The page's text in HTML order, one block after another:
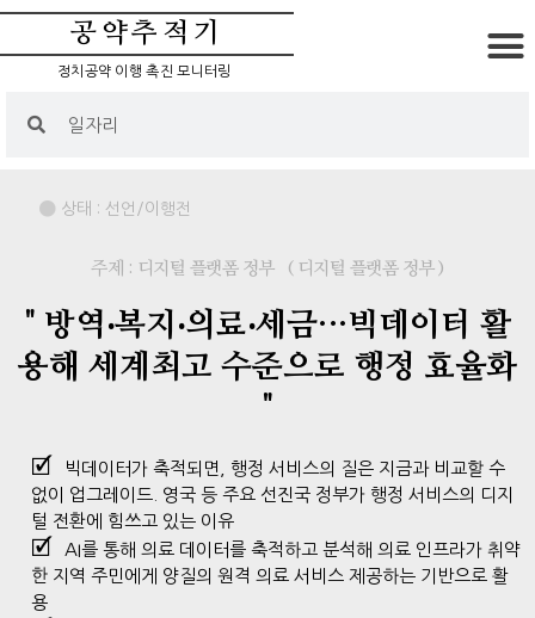
공약추적기
정치공약 이행 촉진 모니터링
상태 : 선언/이행전
주제 : 디지털 플랫폼 정부 ( 디지털 플랫폼 정부 )
" 방역‧복지‧의료‧세금…빅데이터 활
용해 세계최고 수준으로 행정 효율화
"
빅데이터가 축적되면, 행정 서비스의 질은 지금과 비교할 수
없이 업그레이드. 영국 등 주요 선진국 정부가 행정 서비스의 디지
털 전환에 힘쓰고 있는 이유
AI를 통해 의료 데이터를 축적하고 분석해 의료 인프라가 취약
한 지역 주민에게 양질의 원격 의료 서비스 제공하는 기반으로 활
용